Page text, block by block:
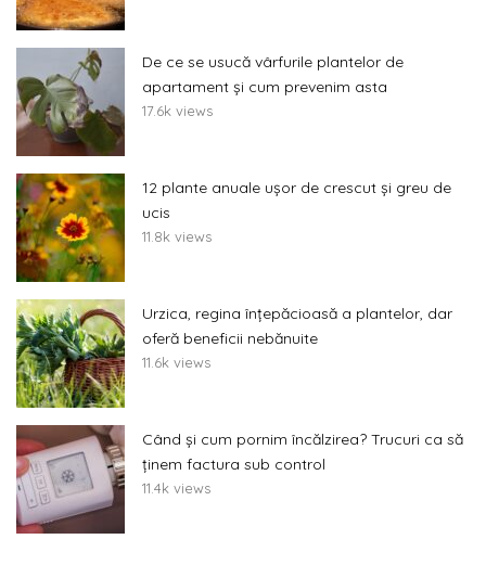
De ce se usucă vârfurile plantelor de
apartament și cum prevenim asta
17.6k views
12 plante anuale ușor de crescut și greu de
ucis
11.8k views
Urzica, regina înțepăcioasă a plantelor, dar
oferă beneficii nebănuite
11.6k views
Când și cum pornim încălzirea? Trucuri ca să
ținem factura sub control
11.4k views